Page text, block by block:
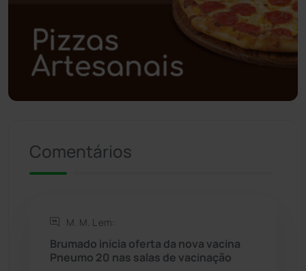
(59)
Polícia Militar (27)
Rio do Antônio
Comentários
M. M. L em:
Brumado inicia oferta da nova vacina
Pneumo 20 nas salas de vacinação